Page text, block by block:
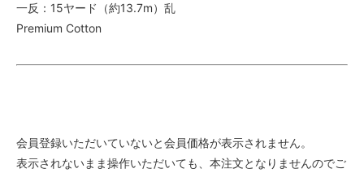
一反：15ヤード（約13.7m）乱
Premium Cotton
会員登録いただいていないと会員価格が表示されません。
表示されないまま操作いただいても、本注文となりませんのでご